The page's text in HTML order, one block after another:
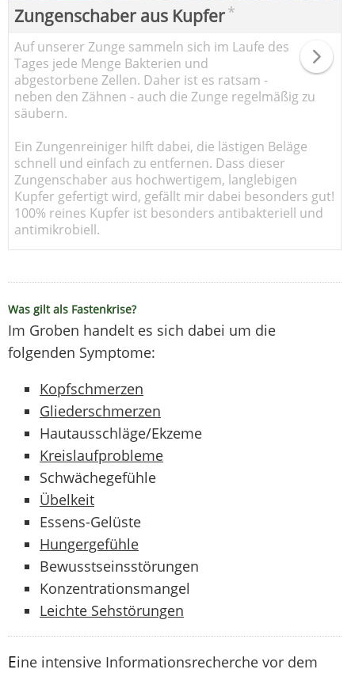
Zungenschaber aus Kupfer*
Auf unserer Zunge sammeln sich im Laufe des
Tages jede Menge Bakterien und
abgestorbene Zellen. Daher ist es ratsam -
neben den Zähnen - auch die Zunge regelmäßig zu
säubern.
Ein Zungenreiniger hilft dabei, die lästigen Beläge
schnell und einfach zu entfernen. Dass dieser
Zungenschaber aus hochwertigem, langlebigen
Kupfer gefertigt wird, gefällt mir dabei besonders gut!
100% reines Kupfer ist besonders antibakteriell und
antimikrobiell.
Was gilt als Fastenkrise?
Im Groben handelt es sich dabei um die
folgenden Symptome:
Kopfschmerzen
Gliederschmerzen
Hautausschläge/Ekzeme
Kreislaufprobleme
Schwächegefühle
Übelkeit
Essens-Gelüste
Hungergefühle
Bewusstseinsstörungen
Konzentrationsmangel
Leichte Sehstörungen
Eine intensive Informationsrecherche vor dem